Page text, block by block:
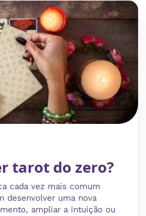
tarot do zero?
cada vez mais comum
desenvolver uma nova
ampliar a intuição ou